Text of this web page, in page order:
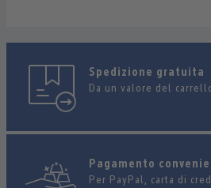
Spedizione gratuita
Da un valore del
Pagamento
Per PayPal, carta di